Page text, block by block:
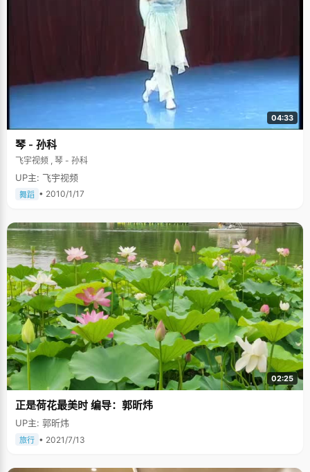
04:33
琴 - 孙科
飞宇视频 , 琴 - 孙科
UP主: 飞宇视频
舞蹈 • 2010/1/17
02:25
正是荷花最美时 编导：郭昕炜
UP主: 郭昕炜
旅行 • 2021/7/13